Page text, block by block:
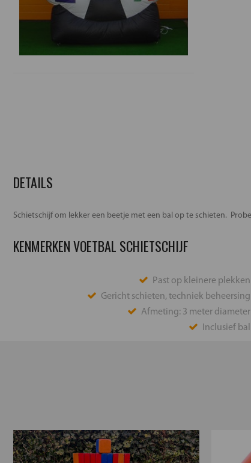
DETAILS
Schietschijf om lekker een beetje met een bal op te schieten.
KENMERKEN VOETBAL SCHIETSCHIJF
Past op kleinere plekken
Gericht schieten, techniek beheersing
Afmeting: 3 meter diameter
Inclusief bal